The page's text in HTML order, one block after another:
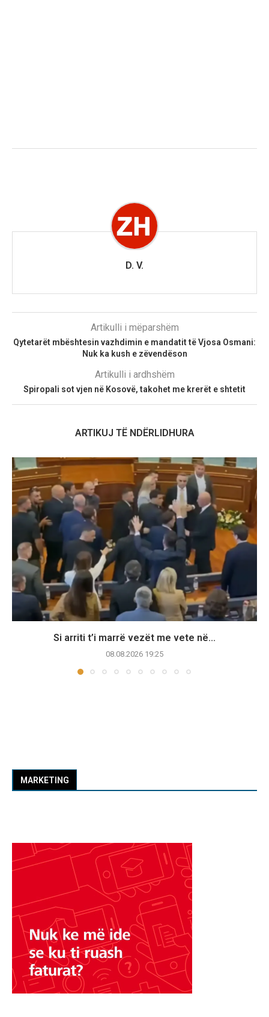
D. V.
Artikulli i mëparshëm
Qytetarët mbështesin vazhdimin e mandatit të Vjosa Osmani:
Nuk ka kush e zëvendëson
Artikulli i ardhshëm
Spiropali sot vjen në Kosovë, takohet me krerët e shtetit
ARTIKUJ TË NDËRLIDHURA
Si arriti t’i marrë vezët me vete në...
08.08.2026 19:25
MARKETING